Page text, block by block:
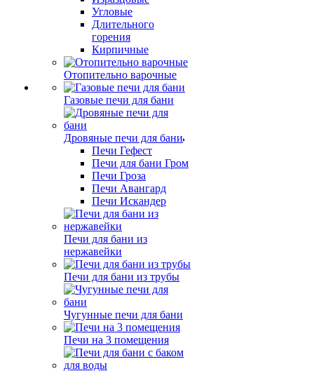
Угловые
Длительного
горения
Кирпичные
Отопительно варочные
Газовые печи для бани
Дровяные печи для бани
Печи Гефест
Печи для бани Гром
Печи Гроза
Печи Авангард
Печи Искандер
Печи для бани из
нержавейки
Печи для бани из трубы
Чугунные печи для бани
Печи на 3 помещения